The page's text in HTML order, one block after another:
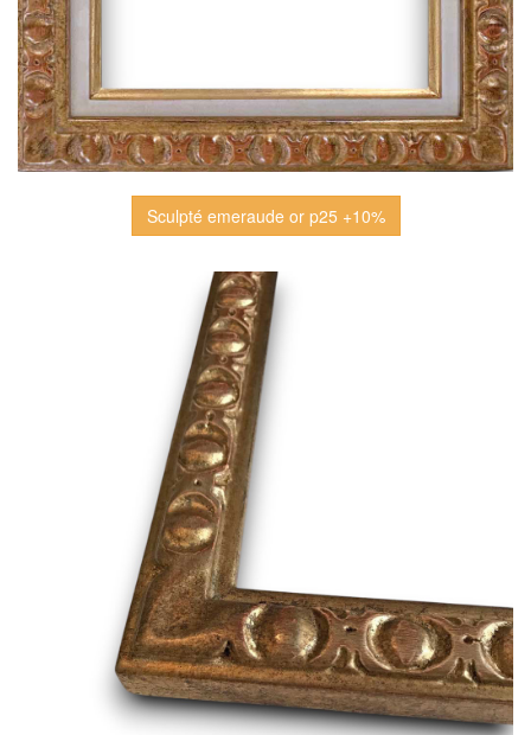
Sculpté emeraude or p25 +10%